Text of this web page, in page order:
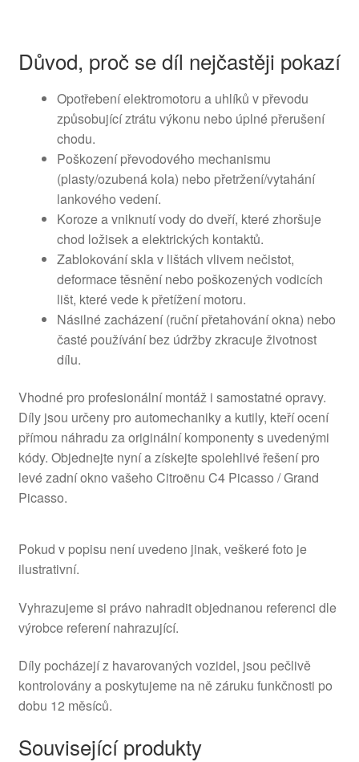
Důvod, proč se díl nejčastěji pokazí
Opotřebení elektromotoru a uhlíků v převodu
způsobující ztrátu výkonu nebo úplné přerušení
chodu.
Poškození převodového mechanismu
(plasty/ozubená kola) nebo přetržení/vytahání
lankového vedení.
Koroze a vniknutí vody do dveří, které zhoršuje
chod ložisek a elektrických kontaktů.
Zablokování skla v lištách vlivem nečistot,
deformace těsnění nebo poškozených vodicích
lišt, které vede k přetížení motoru.
Násilné zacházení (ruční přetahování okna) nebo
časté používání bez údržby zkracuje životnost
dílu.
Vhodné pro profesionální montáž i samostatné opravy.
Díly jsou určeny pro automechaniky a kutily, kteří ocení
přímou náhradu za originální komponenty s uvedenými
kódy. Objednejte nyní a získejte spolehlivé řešení pro
levé zadní okno vašeho Citroënu C4 Picasso / Grand
Picasso.
Pokud v popisu není uvedeno jinak, veškeré foto je
ilustrativní.
Vyhrazujeme si právo nahradit objednanou referenci dle
výrobce referení nahrazující.
Díly pocházejí z havarovaných vozidel, jsou pečlivě
kontrolovány a poskytujeme na ně záruku funkčnosti po
dobu 12 měsíců.
Související produkty